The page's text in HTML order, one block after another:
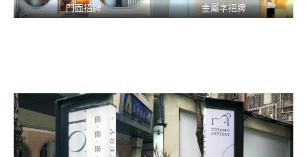
門面招牌 金屬字招牌